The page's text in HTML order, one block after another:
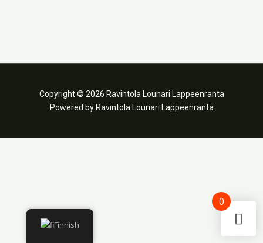
Copyright © 2026 Ravintola Lounari Lappeenranta
Powered by Ravintola Lounari Lappeenranta
Finnish
0